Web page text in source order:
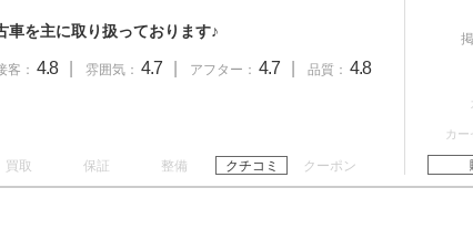
を主に取り扱っております♪
客： 4.8 雰囲気： 4.7 アフター： 4.7 品質： 4.8
買取 保証 整備 クチコミ クーポン
カ